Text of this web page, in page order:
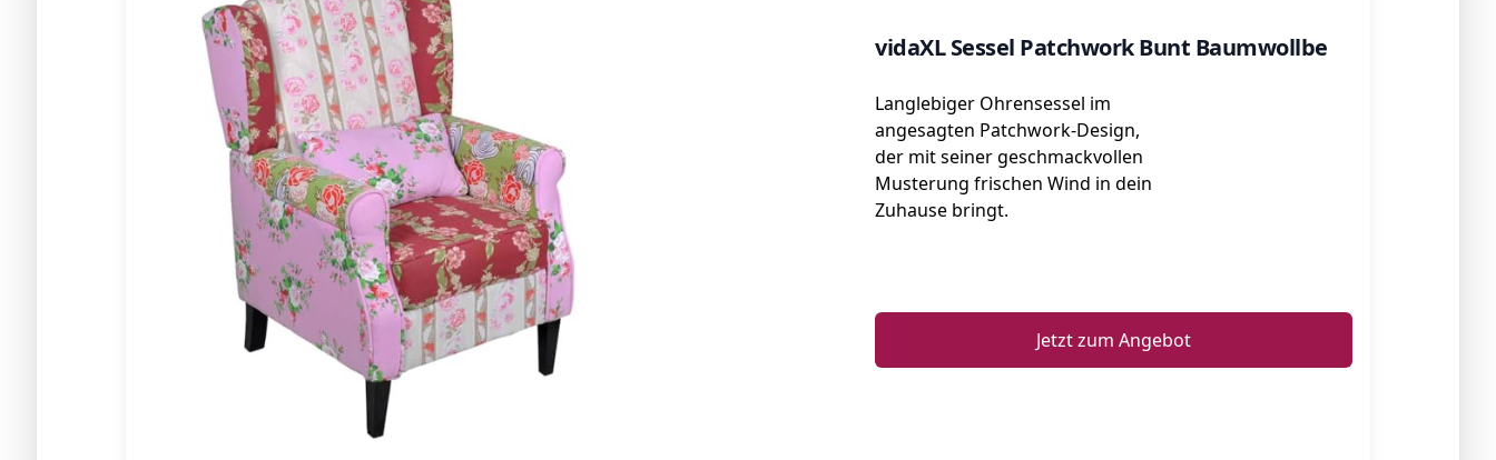
vidaXL Sessel Patchwork Bunt Baumwollbe
Langlebiger Ohrensessel im
angesagten Patchwork-Design,
der mit seiner geschmackvollen
Musterung frischen Wind in dein
Zuhause bringt.
Jetzt zum Angebot